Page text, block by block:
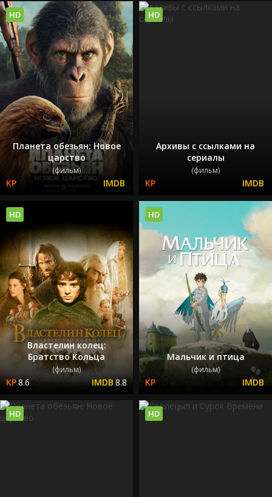
Планета обезьян: Новое
царство
(фильм)
HD
Архивы с ссылками на
сериалы
(фильм)
HD
Властелин колец:
Братство Кольца
(фильм)
8.6 8.8
HD
Мальчик и птица
(фильм)
HD
HD HD